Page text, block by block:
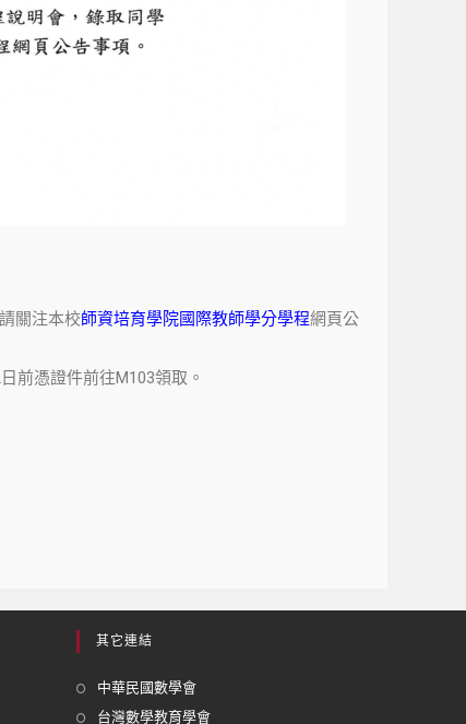
關注本校師資培育學院國際教師學分學程網頁公
前憑證件前往M103領取。
其它連結
中華民國數學會
台灣數學教育學會